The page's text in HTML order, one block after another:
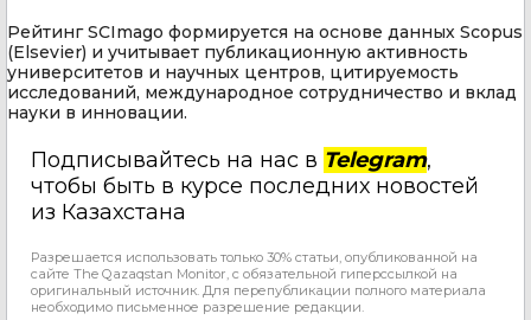
Рейтинг SCImago формируется на основе данных Scopus
(Elsevier) и учитывает публикационную активность
университетов и научных центров, цитируемость
исследований, международное сотрудничество и вклад
науки в инновации.
Подписывайтесь на нас в Telegram,
чтобы быть в курсе последних новостей
из Казахстана
Разрешается использовать только 30% статьи, опубликованной на
сайте The Qazaqstan Monitor, с обязательной гиперссылкой на
оригинальный источник. Для перепубликации полного материала
необходимо письменное разрешение редакции.